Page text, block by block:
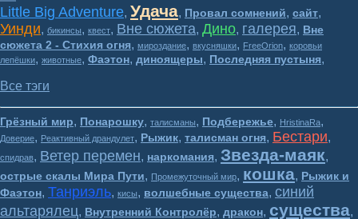
Little Big Adventure, Удача, Провал сомнений, сайт,
Уинди, бикинсы, квест, Вне сюжета, Дино, галерея, Вне
сюжета 2 - Стихия огня, мироздание, вкусняшки, FreeOrion, коровьи
лепёшки, животные, Фаэтон, диноящеры, Последняя пустыня,
Все тэги
Грёзный мир, Понарошку, талисманы, Подбережье, HristinaRa,
Доверие, Реактивный драндулет, Рыжик, талисман огня, Бестари,
спидрав, Ветер перемен, наркомания, Звезда-маяк,
острые скалы Мира Пути, Промежуточный мир, кошка, Рыжик и
Фаэтон, Танриэль, кисы, волшебные существа, синий
альтарялец, Внутренний Контролёр, дракон, существа,